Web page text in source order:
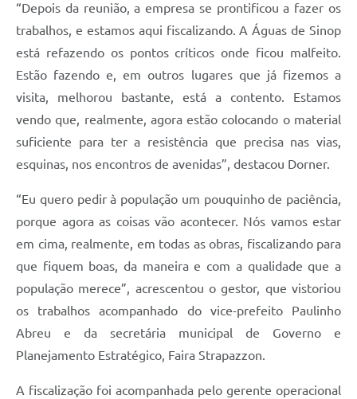
“Depois da reunião, a empresa se prontificou a fazer os
trabalhos, e estamos aqui fiscalizando. A Águas de Sinop
está refazendo os pontos críticos onde ficou malfeito.
Estão fazendo e, em outros lugares que já fizemos a
visita, melhorou bastante, está a contento. Estamos
vendo que, realmente, agora estão colocando o material
suficiente para ter a resistência que precisa nas vias,
esquinas, nos encontros de avenidas”, destacou Dorner.
“Eu quero pedir à população um pouquinho de paciência,
porque agora as coisas vão acontecer. Nós vamos estar
em cima, realmente, em todas as obras, fiscalizando para
que fiquem boas, da maneira e com a qualidade que a
população merece”, acrescentou o gestor, que vistoriou
os trabalhos acompanhado do vice-prefeito Paulinho
Abreu e da secretária municipal de Governo e
Planejamento Estratégico, Faira Strapazzon.
A fiscalização foi acompanhada pelo gerente operacional